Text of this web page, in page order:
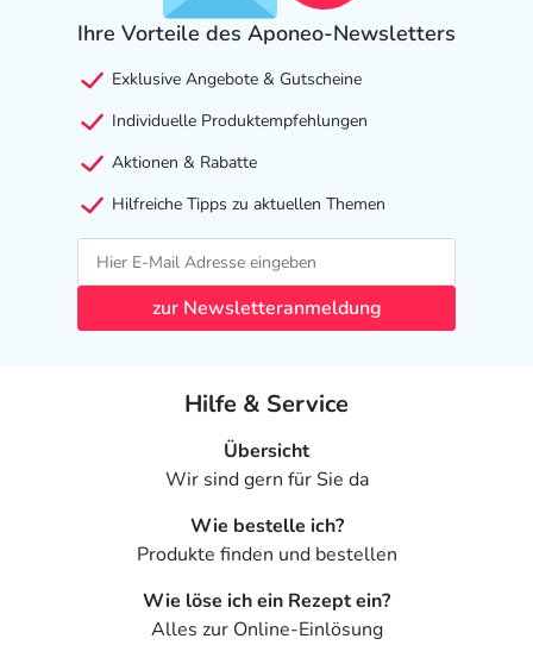
Ihre Vorteile des Aponeo-Newsletters
Exklusive Angebote & Gutscheine
Individuelle Produktempfehlungen
Aktionen & Rabatte
Hilfreiche Tipps zu aktuellen Themen
zur Newsletteranmeldung
Hilfe & Service
Übersicht
Wir sind gern für Sie da
Wie bestelle ich?
Produkte finden und bestellen
Wie löse ich ein Rezept ein?
Alles zur Online-Einlösung